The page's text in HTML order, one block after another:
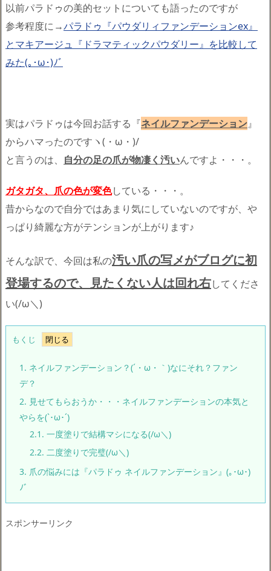
以前パラドゥの美的セットについても語ったのですが
参考程度に→パラドゥ『パウダリィファンデーションex』
とマキアージュ『ドラマティックパウダリー』を比較して
みた(｡･ω･)ﾉﾞ
実はパラドゥは今回お話する『ネイルファンデーション』
からハマったのですヽ(・ω・)/
と言うのは、 自分の足の爪が物凄く汚いんですよ・・・。
ガタガタ、爪の色が変色している・・・。
昔からなので自分ではあまり気にしていないのですが、や
っぱり綺麗な方がテンションが上がります♪
そんな訳で、今回は私の汚い爪の写メがブログに初
登場するので、見たくない人は回れ右してくださ
い(/ω＼)
もくじ
1. ネイルファンデーション？(´・ω・｀)なにそれ？ファン
デ？
2. 見せてもらおうか・・・ネイルファンデーションの本気と
やらを(`･ω･´)ゞ
2.1. 一度塗りで結構マシになる(/ω＼)
2.2. 二度塗りで完璧(/ω＼)
3. 爪の悩みには『パラドゥ ネイルファンデーション』(｡･ω･)
ﾉﾞ
スポンサーリンク